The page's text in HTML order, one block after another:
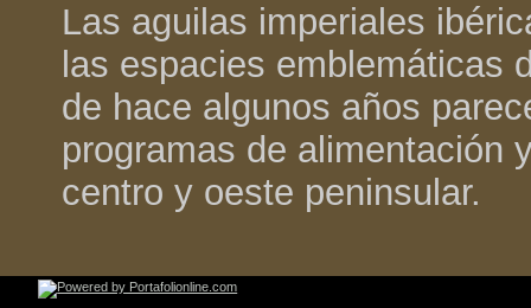
Las aguilas imperiales
las espacies emblemáticas
de hace algunos años
programas de alimentación
centro y oeste peninsular.